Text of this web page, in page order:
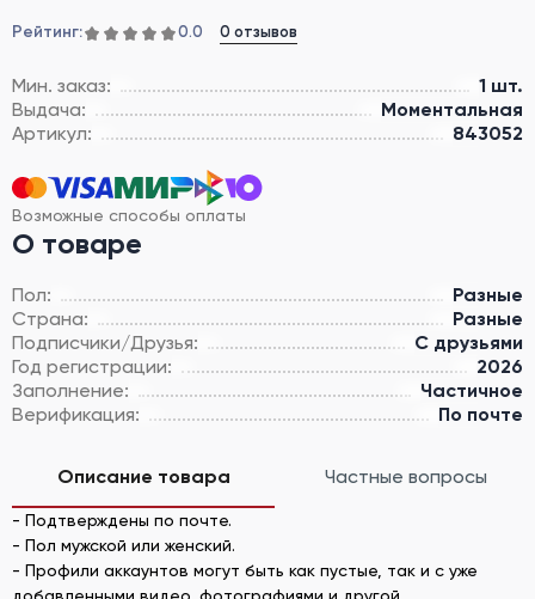
Рейтинг: 0.0 0 отзывов
Мин. заказ:
1 шт.
Выдача:
Моментальная
Артикул:
843052
Возможные способы оплаты
О товаре
Пол:
Разные
Страна:
Разные
Подписчики/Друзья:
С друзьями
Год регистрации:
2026
Заполнение:
Частичное
Верификация:
По почте
Описание товара Частные вопросы
- Подтверждены по почте.
- Пол мужской или женский.
- Профили аккаунтов могут быть как пустые, так и с уже
добавленными видео, фотографиями и другой